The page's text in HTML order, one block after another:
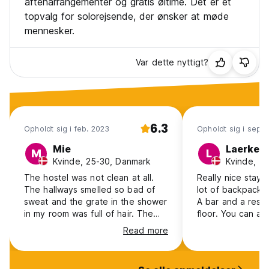
topvalg for solorejsende, der ønsker at møde
mennesker.
Var dette nyttigt?
Opholdt sig i feb. 2023 6.3
M Mie
Kvinde, 25-30, Danmark
The hostel was not clean at all.
The hallways smelled so bad of
sweat and the grate in the shower
in my room was full of hair. The
person in the reception when I
arrived was not welcoming at all.
When I wanted to go for the
Read more
Opholdt sig i sep.
L Laerke
Kvinde,
Really nice stay.
lot of
A bar and a
floor. You can
hideaway tour,